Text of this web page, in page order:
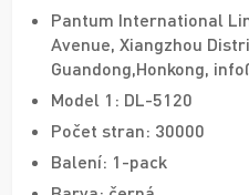
Pantum International
Avenue, Xiangzhou
Guandong,Honkong,
Model 1: DL-5120
Počet stran: 30000
Balení: 1-pack